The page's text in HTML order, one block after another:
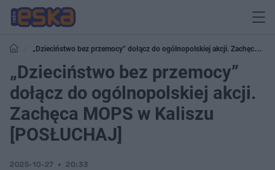
„Dzieciństwo bez przemocy” dołącz do ogólnopolskiej akcji. Zachęca
MOPS w Kaliszu [POSŁUCHAJ]
„Dzieciństwo bez przemocy”
dołącz do ogólnopolskiej akcji.
Zachęca MOPS w Kaliszu
[POSŁUCHAJ]
2025-10-27 20:33